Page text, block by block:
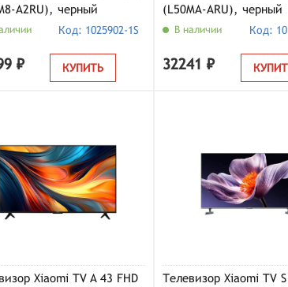
A2RU), черный
Код: 1025902-1S
₽ КУПИТЬ
(L50MA-ARU), черный
В наличии Код:
32241 ₽
Xiaomi TV A 43 FHD
Телевизор Xiaomi TV